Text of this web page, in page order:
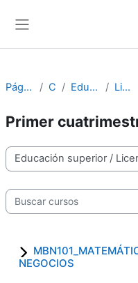
Página Principal Cursos Educación superior Licenciaturas
Primer
Categorías
Buscar cursos
NEGOCIOS